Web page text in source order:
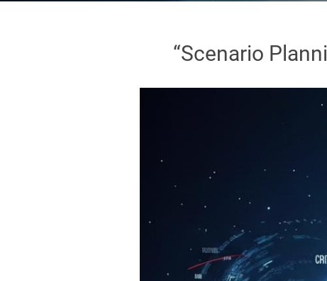
“Scenario